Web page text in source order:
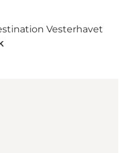
Vesterhavet